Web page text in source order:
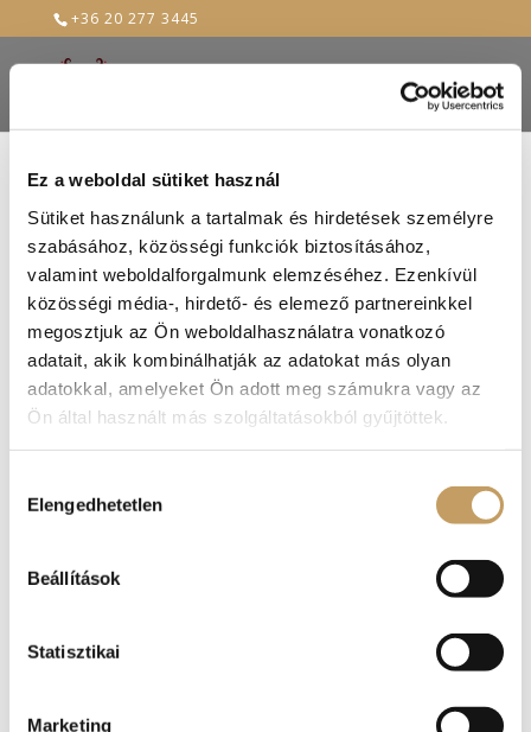
Ez a weboldal sütiket használ
Sütiket használunk a tartalmak és hirdetések személyre
szabásához, közösségi funkciók biztosításához,
valamint weboldalforgalmunk elemzéséhez. Ezenkívül
közösségi média-, hirdető- és elemező partnereinkkel
megosztjuk az Ön weboldalhasználatra vonatkozó
adatait, akik kombinálhatják az adatokat más olyan
adatokkal, amelyeket Ön adott meg számukra vagy az
Ön által használt más szolgáltatásokból gyűjtöttek.
kiválasztása
Elengedhetetlen
Beállítások
Statisztikai
Marketing
+36 20 277 3445
20230426_144825
2023-ápr-30